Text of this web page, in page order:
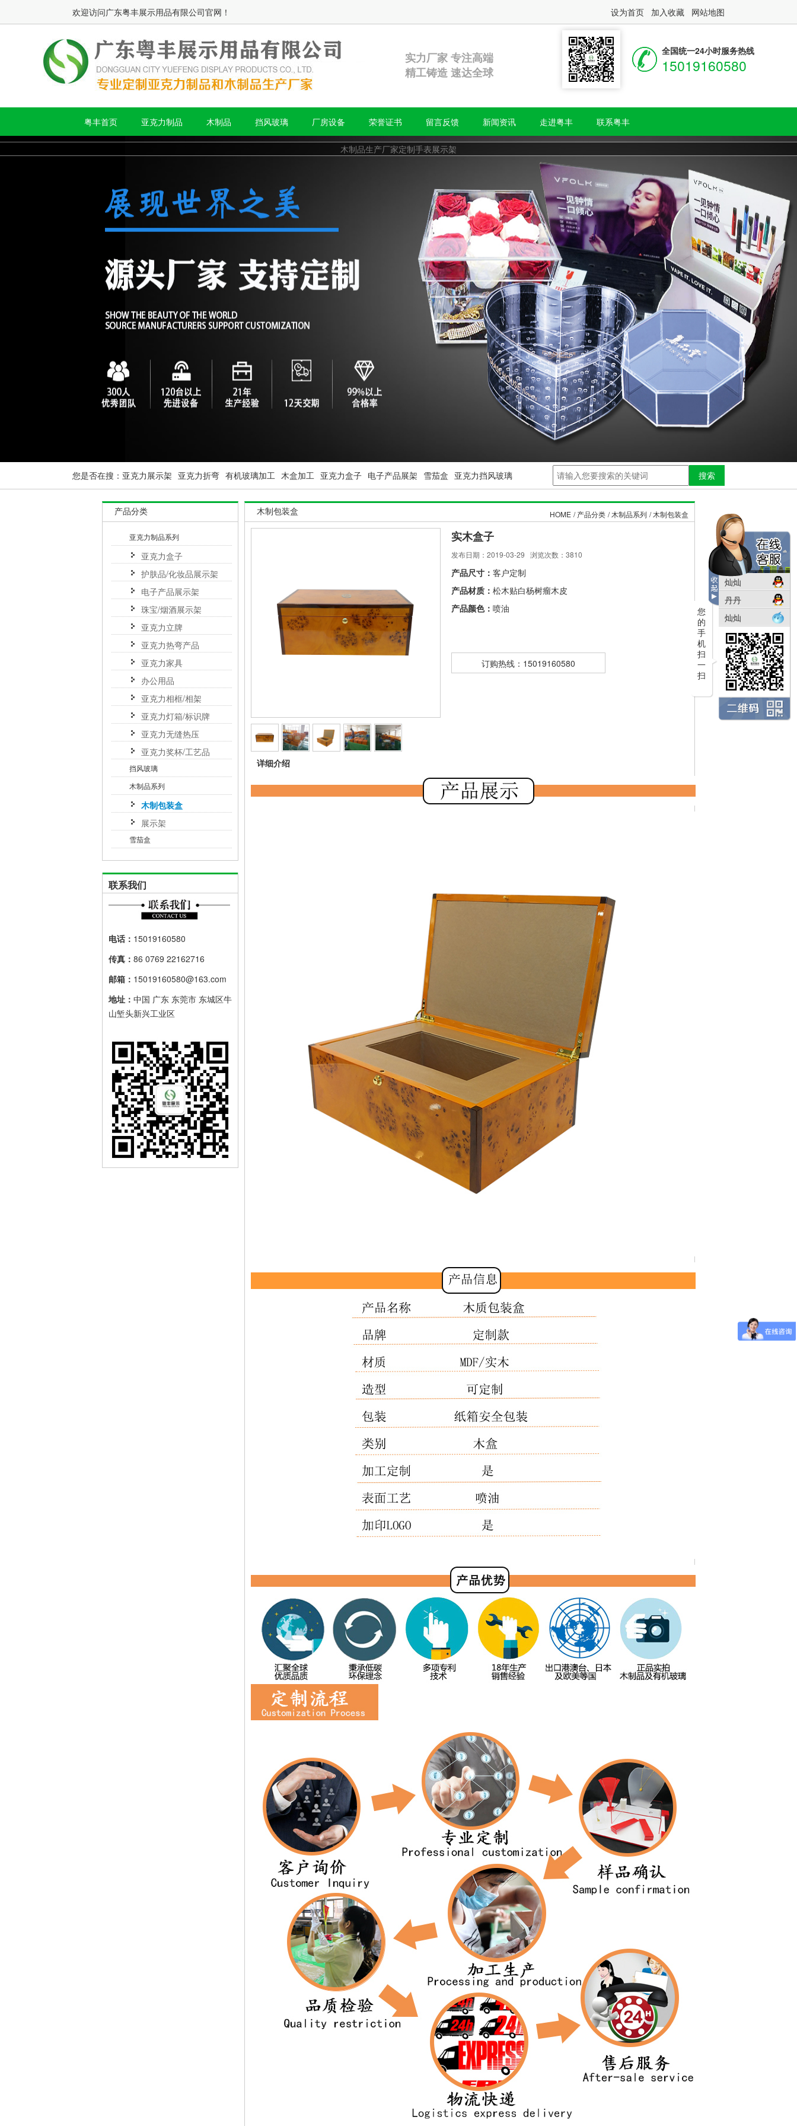
欢迎访问广东粤丰展示用品有限公司官网！ 设为首页 加入收藏 网站地图
实力厂家 专注高端
精工铸造 速达全球
全国统一24小时服务热线
15019160580
粤丰首页 亚克力制品 木制品 挡风玻璃 厂房设备 荣誉证书 留言反馈 新闻资讯 走进粤丰 联系粤丰
您是否在搜： 亚克力展示架 亚克力折弯 有机玻璃加工 木盒加工 亚克力盒子 电子产品展架 雪茄盒 亚克力挡风玻璃 搜索
产品分类
亚克力制品系列
亚克力盒子
护肤品/化妆品展示架
电子产品展示架
珠宝/烟酒展示架
亚克力立牌
亚克力热弯产品
亚克力家具
办公用品
亚克力相框/相架
亚克力灯箱/标识牌
亚克力无缝热压
亚克力奖杯/工艺品
挡风玻璃
木制品系列
木制包装盒
展示架
雪茄盒
联系我们
电话： 15019160580
传真： 86 0769 22162716
邮箱： 15019160580@163.com
地址： 中国 广东 东莞市 东城区牛
山堑头新兴工业区
木制包装盒 HOME / 产品分类 / 木制品系列 / 木制包装盒
实木盒子
发布日期：2019-03-29 浏览次数：3810
产品尺寸： 客户定制
产品材质： 松木贴白杨树瘤木皮
产品颜色： 喷油
订购热线：15019160580
详细介绍
灿灿
丹丹
灿灿
您
的
手
机
扫
一
扫